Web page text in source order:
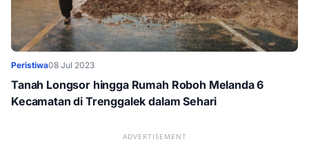
Peristiwa08 Jul 2023
Tanah Longsor hingga Rumah Roboh Melanda 6
Kecamatan di Trenggalek dalam Sehari
ADVERTISEMENT